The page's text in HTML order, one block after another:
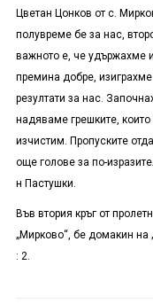
Цветан Цонков от с.
полувреме бе за нас,
важното е, че удържахме
премина добре,
резултати за нас.
надяваме грешките,
изчистим. Пропуските
още голове за по-
н Пастушки.
Във втория кръг от
„Мирково“, бе домакин на
: 2.